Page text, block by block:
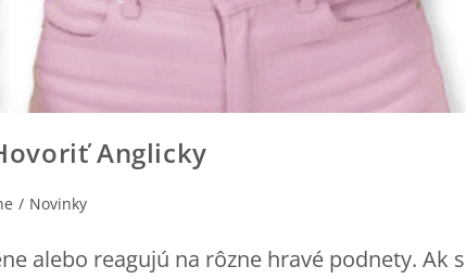
Anglicky
/ Novinky
alebo reagujú na rôzne hravé podnety. Ak